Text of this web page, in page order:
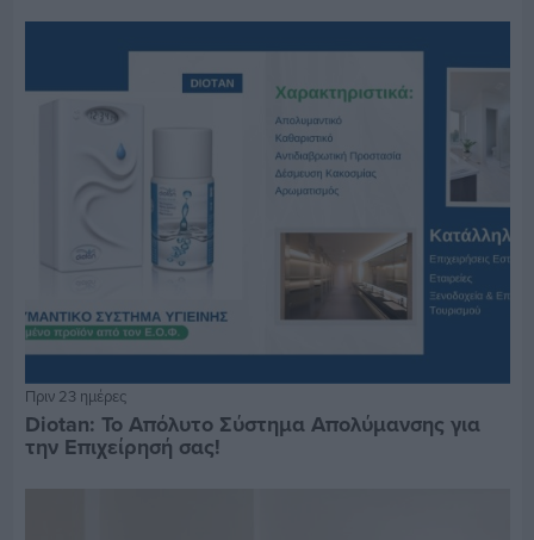
Πριν 23 ημέρες
Diotan: Το Απόλυτο Σύστημα Απολύμανσης για
την Επιχείρησή σας!